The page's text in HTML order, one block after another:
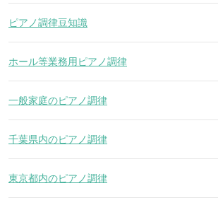
ピアノ調律豆知識
ホール等業務用ピアノ調律
一般家庭のピアノ調律
千葉県内のピアノ調律
東京都内のピアノ調律